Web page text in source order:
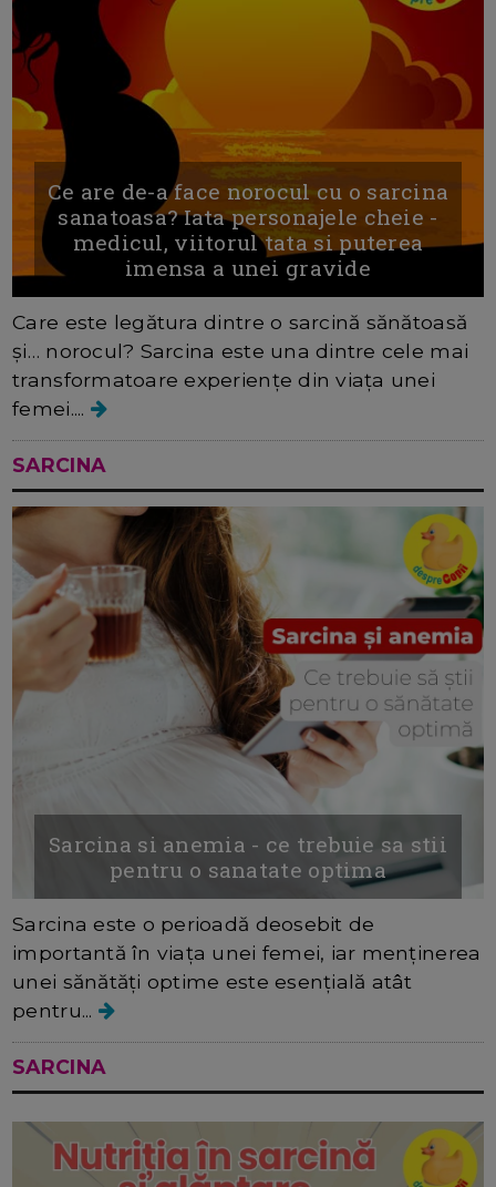
Ce are de-a face norocul cu o sarcina
sanatoasa? Iata personajele cheie -
medicul, viitorul tata si puterea
imensa a unei gravide
Care este legătura dintre o sarcină sănătoasă
și… norocul? Sarcina este una dintre cele mai
transformatoare experiențe din viața unei
femei....
SARCINA
Sarcina si anemia - ce trebuie sa stii
pentru o sanatate optima
Sarcina este o perioadă deosebit de
importantă în viața unei femei, iar menținerea
unei sănătăți optime este esențială atât
pentru...
SARCINA